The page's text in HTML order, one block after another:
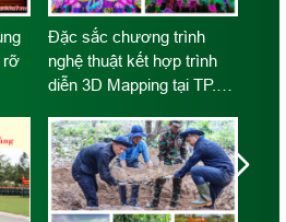
rỡ
Đặc sắc chương trình
nghệ thuật kết hợp trình
diễn 3D Mapping tại TP.